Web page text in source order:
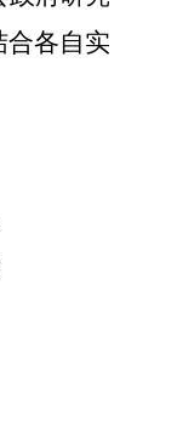
合各自实